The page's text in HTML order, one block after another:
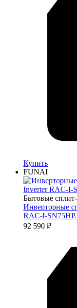
Купить
FUNAI
Бытовые
Инверторные
RAC-I-
92 590 ₽